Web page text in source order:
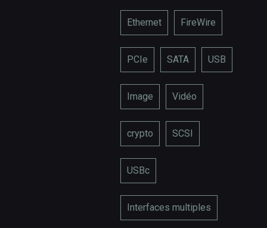
Ethernet FireWire
PCIe SATA USB
Image Vidéo
crypto SCSI
USBc
Interfaces multiples